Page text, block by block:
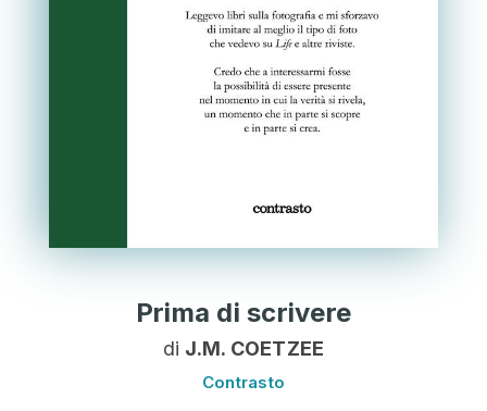
Prima di scrivere
di J.M. COETZEE
Contrasto